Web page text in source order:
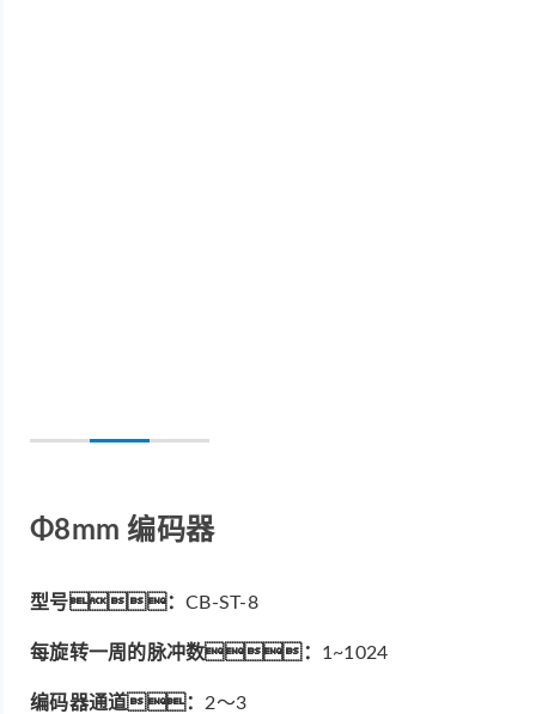
Φ8mm 编码器
型号：CB-ST-8
每旋转一周的脉冲数： 1~1024
编码器通道： 2～3